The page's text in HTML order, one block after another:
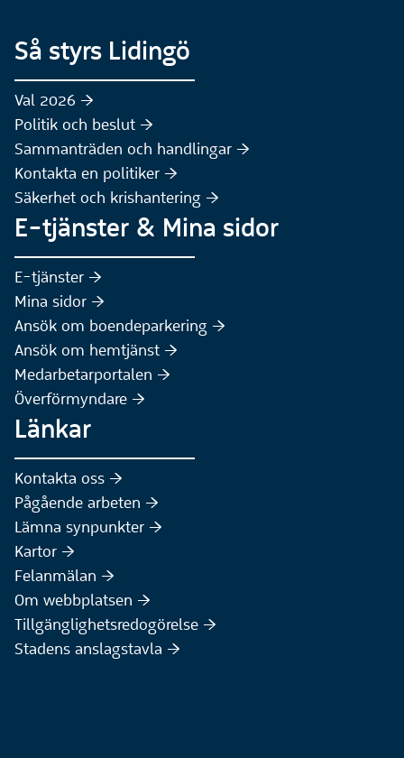
Så styrs Lidingö
Val 2026 :höger:
Politik och beslut :höger:
Sammanträden och handlingar :höger:
Kontakta en politiker :höger:
Säkerhet och krishantering :höger:
E-tjänster & Mina sidor
E-tjänster :höger:
Mina sidor :höger:
Ansök om boendeparkering :höger:
Ansök om hemtjänst :höger:
Medarbetarportalen :höger:
Överförmyndare :höger:
Länkar
Kontakta oss :höger:
Pågående arbeten :höger:
Lämna synpunkter :höger:
Kartor :höger:
Felanmälan :höger:
Om webbplatsen :höger:
Tillgänglighetsredogörelse :höger:
Stadens anslagstavla :höger: